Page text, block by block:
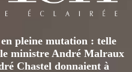
pleine mutation : telle
ministre André Malraux
Chastel donnaient à